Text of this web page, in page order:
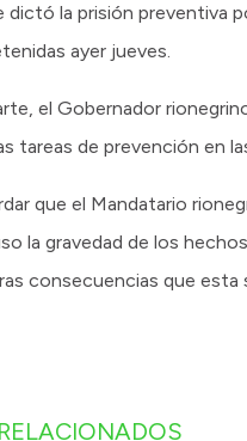
dictó la prisión preventiva
ayer jueves.
el Gobernador
tareas de prevención en
que el Mandatario
la gravedad de los
consecuencias que